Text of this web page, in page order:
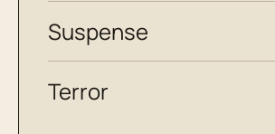
Suspense
Terror